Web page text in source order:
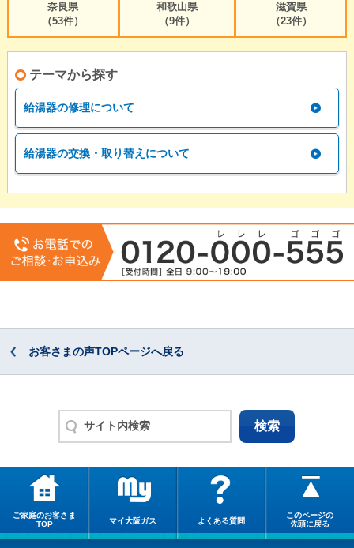
奈良県
（53件）
和歌山県
（9件）
滋賀県
（23件）
テーマから探す
給湯器の修理について
給湯器の交換・取り替えについて
お客さまの声TOPページへ戻る
ご家庭のお客さま
TOP
マイ大阪ガス よくある質問
このページの
先頭に戻る